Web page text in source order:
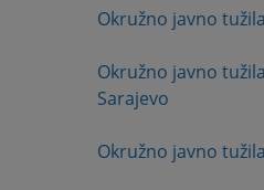
Okružno javno
Okružno javno
Sarajevo
Okružno javno